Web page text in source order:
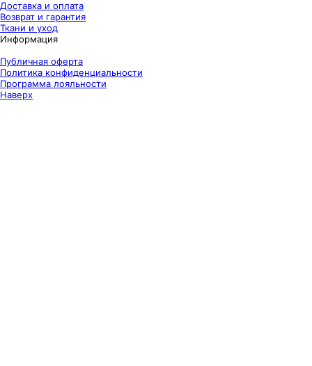
Доставка и оплата
Возврат и гарантия
Ткани и уход
Информация
Публичная оферта
Политика конфиденциальности
Программа лояльности
Наверх